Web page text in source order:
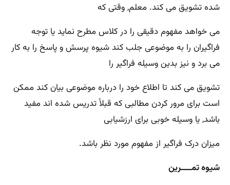
شده تشویق می کند. معلم, وقتی که
می خواهد مفهوم دقیقی را در کلاس مطرح نماید یا توجه
فراگیران را به موضوعی جلب کند شیوه پرسش و پاسخ را به کار
می برد و نیز بدین وسیله فراگیر را
تشویق می کند تا اطلاع خود را درباره موضوعی بیان کند ممکن
است برای مرور کردن مطالبی که قبلاً تدریس شده اند مفید
باشد, یا وسیله خوبی برای ارزشیابی
میزان درک فراگیر از مفهوم مورد نظر باشد.
شیوه تمــــرین